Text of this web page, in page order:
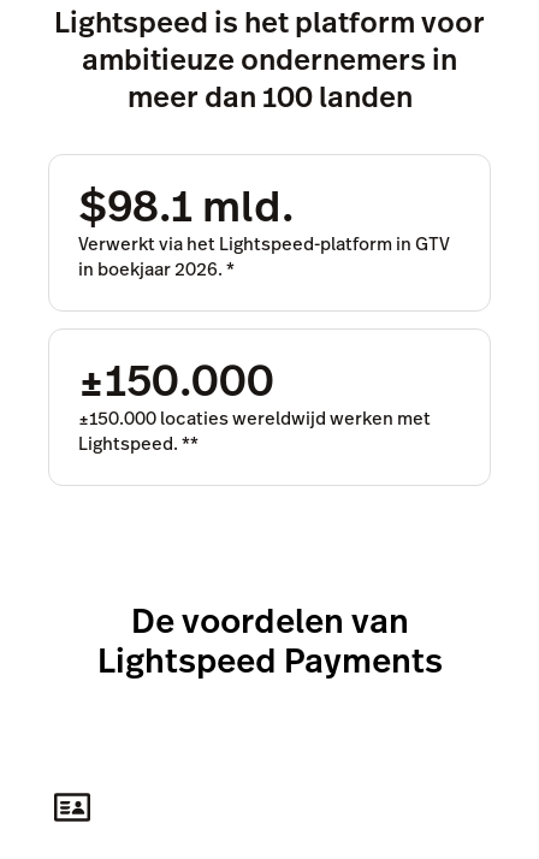
Lightspeed is het platform voor
ambitieuze ondernemers in
meer dan 100 landen
$98.1 mld.
Verwerkt via het Lightspeed-platform in GTV
in boekjaar 2026.*
±150.000
±150.000 locaties wereldwijd werken met
Lightspeed.**
De voordelen van
Lightspeed Payments